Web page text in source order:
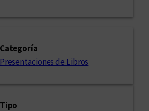
Categoría
Presentaciones de Libros
Tipo